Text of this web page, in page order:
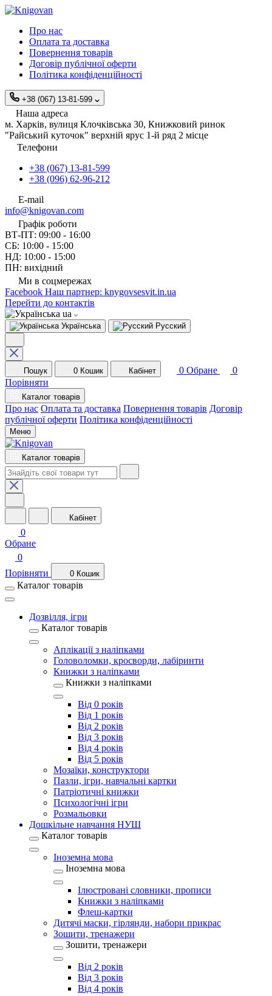
Про нас
Оплата та доставка
Повернення товарів
Договір публічної оферти
Політика конфіденційності
+38 (067) 13-81-599
Наша адреса
м. Харків, вулиця Клочківська 30, Книжковий ринок
"Райський куточок" верхній ярус 1-й ряд 2 місце
Телефони
+38 (067) 13-81-599
+38 (096) 62-96-212
E-mail
info@knigovan.com
Графік роботи
ВТ-ПТ: 09:00 - 16:00
СБ: 10:00 - 15:00
НД: 10:00 - 15:00
ПН: вихідний
Ми в соцмережах
Facebook Наш партнер: knygovsesvit.in.ua
Перейти до контактів
ua
Українська Русский
Пошук 0 Кошик Кабінет 0 Обране
0
Порівняти
Каталог товарів
Про нас Оплата та доставка Повернення товарів Договір
публічної оферти Політика конфіденційності
Меню
Каталог товарів
Кабінет
0
Обране
0
Порівняти
0 Кошик
Каталог товарів
Дозвілля, ігри
Каталог товарів
Аплікації з наліпками
Головоломки, кросворди, лабіринти
Книжки з наліпками
Книжки з наліпками
Від 0 років
Від 1 років
Від 2 років
Від 3 років
Від 4 років
Від 5 років
Мозаїки, конструктори
Пазли, ігри, навчальні картки
Патріотичні книжки
Психологічні ігри
Розмальовки
Дошкільне навчання НУШ
Каталог товарів
Іноземна мова
Іноземна мова
Ілюстровані словники, прописи
Книжки з наліпками
Флеш-картки
Дитячі маски, гірлянди, набори прикрас
Зошити, тренажери
Зошити, тренажери
Від 2 років
Від 3 років
Від 4 років